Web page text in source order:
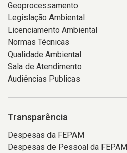
Geoprocessamento
Legislação Ambiental
Licenciamento Ambiental
Normas Técnicas
Qualidade Ambiental
Sala de Atendimento
Audiências Publicas
Transparência
Despesas da FEPAM
Despesas de Pessoal da FEPAM